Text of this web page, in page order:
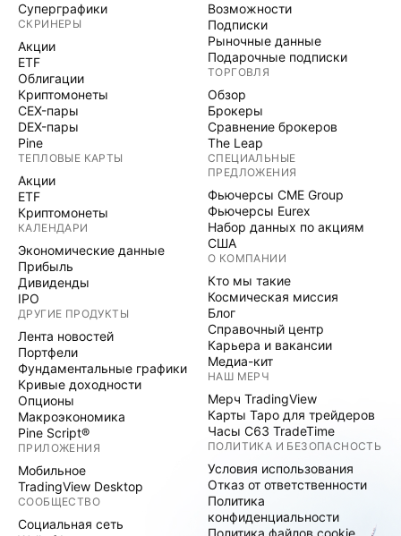
Суперграфики
СКРИНЕРЫ
Акции
ETF
Облигации
Криптомонеты
CEX-пары
DEX-пары
Pine
ТЕПЛОВЫЕ КАРТЫ
Акции
ETF
Криптомонеты
КАЛЕНДАРИ
Экономические данные
Прибыль
Дивиденды
IPO
ДРУГИЕ ПРОДУКТЫ
Лента новостей
Портфели
Фундаментальные графики
Кривые доходности
Опционы
Макроэкономика
Pine Script®
ПРИЛОЖЕНИЯ
Мобильное
TradingView Desktop
СООБЩЕСТВО
Социальная сеть
Возможности
Подписки
Рыночные данные
Подарочные подписки
ТОРГОВЛЯ
Обзор
Брокеры
Сравнение брокеров
The Leap
СПЕЦИАЛЬНЫЕ
ПРЕДЛОЖЕНИЯ
Фьючерсы CME Group
Фьючерсы Eurex
Набор данных по акциям
США
О КОМПАНИИ
Кто мы такие
Космическая миссия
Блог
Справочный центр
Карьера и вакансии
Медиа-кит
НАШ МЕРЧ
Мерч TradingView
Карты Таро для трейдеров
Часы C63 TradeTime
ПОЛИТИКА И БЕЗОПАСНОСТЬ
Условия использования
Отказ от ответственности
Политика
конфиденциальности
Политика файлов cookie